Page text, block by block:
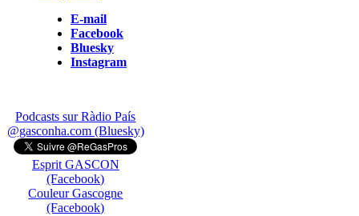
E-mail
Facebook
Bluesky
Instagram
Podcasts sur Ràdio País
@gasconha.com (Bluesky)
Esprit GASCON
(Facebook)
Couleur Gascogne
(Facebook)